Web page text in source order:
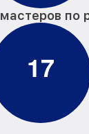
по
17